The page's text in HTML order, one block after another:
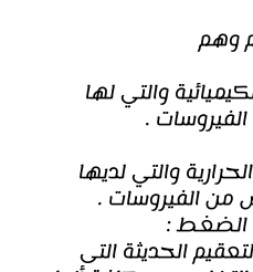
وهم
والتي لها
.
والتي لديها
من الفيروسات .
الحديثة التى